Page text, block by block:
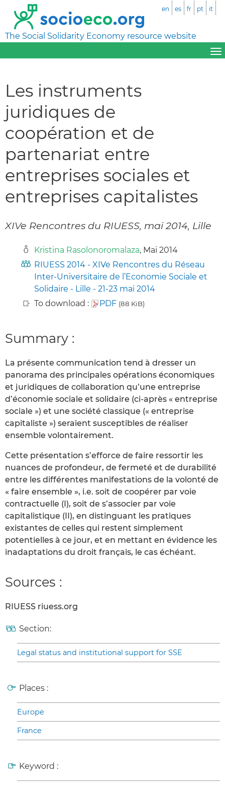
The Social Solidarity Economy resource website
en es fr pt it
Les instruments
juridiques de
coopération et de
partenariat entre
entreprises sociales et
entreprises capitalistes
XIVe Rencontres du RIUESS, mai 2014, Lille
Kristina Rasolonoromalaza, Mai 2014
RIUESS 2014 - XIVe Rencontres du Réseau
Inter-Universitaire de l’Economie Sociale et
Solidaire - Lille - 21-23 mai 2014
To download :
PDF (88 KiB)
Summary :
La présente communication tend à dresser un
panorama des principales opérations économiques
et juridiques de collaboration qu’une entreprise
d’économie sociale et solidaire (ci-après « entreprise
sociale ») et une société classique (« entreprise
capitaliste ») seraient susceptibles de réaliser
ensemble volontairement.
Cette présentation s’efforce de faire ressortir les
nuances de profondeur, de fermeté et de durabilité
entre les différentes manifestations de la volonté de
« faire ensemble », i.e. soit de coopérer par voie
contractuelle (I), soit de s’associer par voie
capitalistique (II), en distinguant les pratiques
existantes de celles qui restent simplement
potentielles à ce jour, et en mettant en évidence les
inadaptations du droit français, le cas échéant.
Sources :
RIUESS riuess.org
Section:
Legal status and institutional support for SSE
Places :
Europe
France
Keyword :